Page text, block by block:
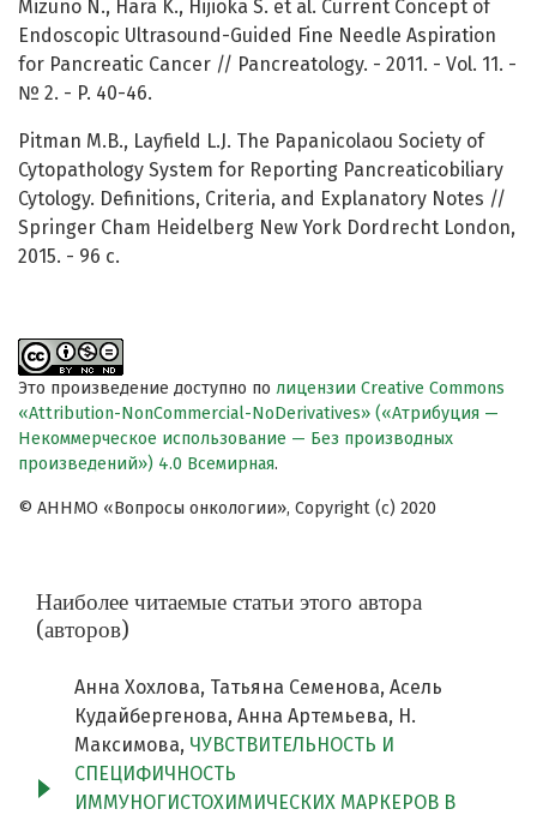
Mizuno N., Hara K., Hijioka S. et al. Current Concept of
Endoscopic Ultrasound-Guided Fine Needle Aspiration
for Pancreatic Cancer // Pancreatology. - 2011. - Vol. 11. -
№ 2. - P. 40-46.
Pitman M.B., Layfield L.J. The Papanicolaou Society of
Cytopathology System for Reporting Pancreaticobiliary
Cytology. Definitions, Criteria, and Explanatory Notes //
Springer Cham Heidelberg New York Dordrecht London,
2015. - 96 с.
Это произведение доступно по лицензии Creative Commons
«Attribution-NonCommercial-NoDerivatives» («Атрибуция —
Некоммерческое использование — Без производных
произведений») 4.0 Всемирная.
© АННМО «Вопросы онкологии», Copyright (c) 2020
Наиболее читаемые статьи этого автора
(авторов)
Анна Хохлова, Татьяна Семенова, Асель
Кудайбергенова, Анна Артемьева, Н.
Максимова, ЧУВСТВИТЕЛЬНОСТЬ И
СПЕЦИФИЧНОСТЬ
ИММУНОГИСТОХИМИЧЕСКИХ МАРКЕРОВ В